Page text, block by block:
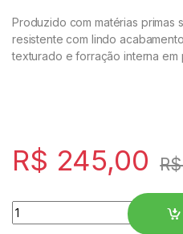
Produzido com matérias
resistente com lindo
texturado e forração interna em
R$ 245,00 R$
Quantity